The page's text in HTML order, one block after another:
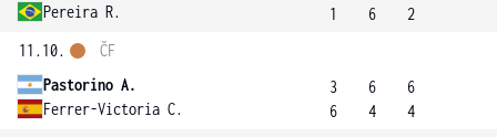
Pereira R.
1
6
2
11.10.
Pastorino A.
Ferrer-Victoria C.
ČF
3
6
6
4
6
4